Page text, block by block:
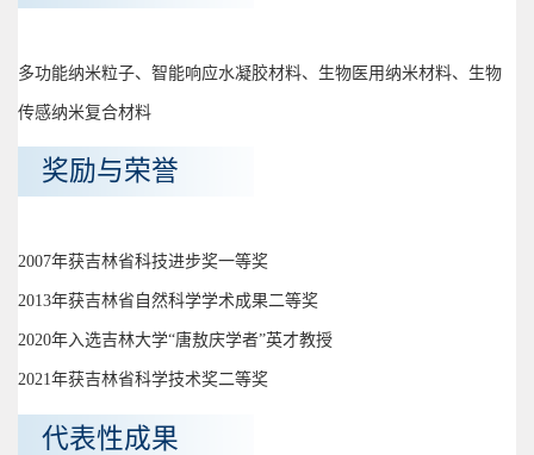
多功能纳米粒子、智能响应水凝胶材料、生物医用纳米材料、生物
传感纳米复合材料
奖励与荣誉
2007年获吉林省科技进步奖一等奖
2013年获吉林省自然科学学术成果二等奖
2020年入选吉林大学“唐敖庆学者”英才教授
2021年获吉林省科学技术奖二等奖
代表性成果